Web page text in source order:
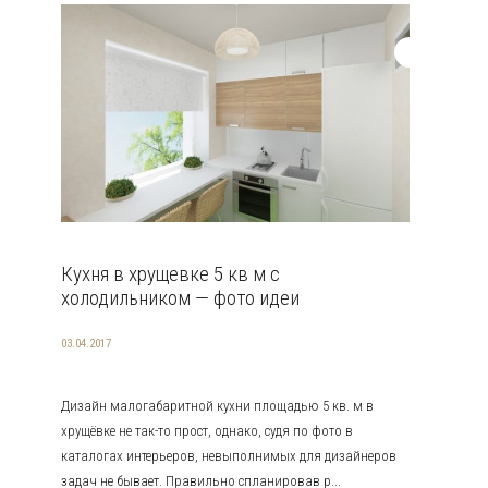
Кухня в хрущевке 5 кв м с
холодильником — фото идеи
03.04.2017
Дизайн малогабаритной кухни площадью 5 кв. м в
хрущёвке не так-то прост, однако, судя по фото в
каталогах интерьеров, невыполнимых для дизайнеров
задач не бывает. Правильно спланировав р...